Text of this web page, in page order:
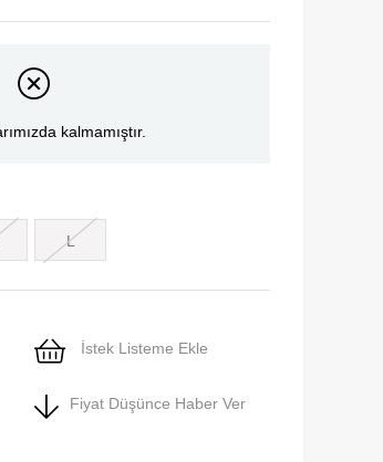
kalmamıştır.
L
İstek Listeme Ekle
Fiyat Düşünce Haber Ver